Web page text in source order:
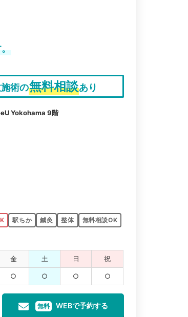
術の無料相談あり
Yokohama 9階
駅ちか 鍼灸 整体
無料相談OK
金 土 日 祝
○ ○ ○ ○
無料 WEBで予約する